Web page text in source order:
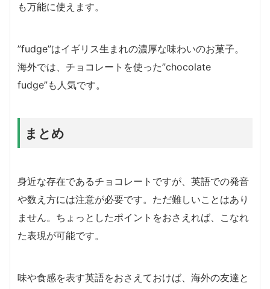
も万能に使えます。
”fudge”はイギリス生まれの濃厚な味わいのお菓子。
海外では、チョコレートを使った”chocolate
fudge”も人気です。
まとめ
身近な存在であるチョコレートですが、英語での発音
や数え方には注意が必要です。ただ難しいことはあり
ません。ちょっとしたポイントをおさえれば、こなれ
た表現が可能です。
味や食感を表す英語をおさえておけば、海外の友達と